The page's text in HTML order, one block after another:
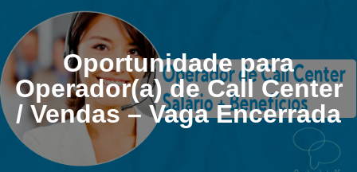
Oportunidade para
Operador(a) de Call Center
/ Vendas – Vaga Encerrada